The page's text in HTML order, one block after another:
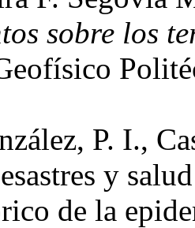
sobre los
P. I.,
y
de la